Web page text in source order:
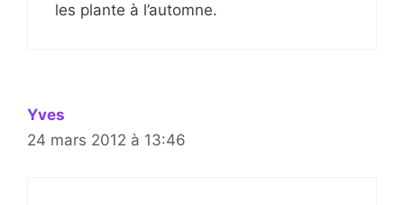
les plante à l’automne.
Yves
24 mars 2012 à 13:46